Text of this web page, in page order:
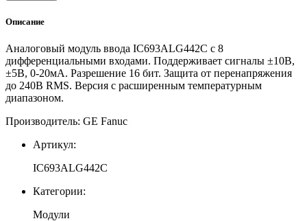
аналоговый
Описание
Аналоговый модуль ввода IC693ALG442C с 8
дифференциальными входами. Поддерживает сигналы ±10В,
±5В, 0-20мА. Разрешение 16 бит. Защита от перенапряжения
до 240В RMS. Версия с расширенным температурным
диапазоном.
Производитель: GE Fanuc
Артикул:
IC693ALG442C
Категории:
Модули